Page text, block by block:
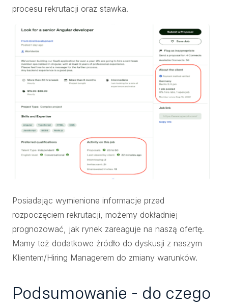
procesu rekrutacji oraz stawka.
Posiadając wymienione informacje przed
rozpoczęciem rekrutacji, możemy dokładniej
prognozować, jak rynek zareaguje na naszą ofertę.
Mamy też dodatkowe źródło do dyskusji z naszym
Klientem/Hiring Managerem do zmiany warunków.
Podsumowanie - do czego